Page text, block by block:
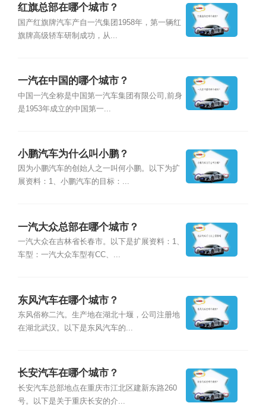
红旗总部在哪个城市？
国产红旗牌汽车产自一汽集团1958年，第一辆红
旗牌高级轿车研制成功，从...
一汽在中国的哪个城市？
中国一汽全称是中国第一汽车集团有限公司,前身
是1953年成立的中国第一...
小鹏汽车为什么叫小鹏？
因为小鹏汽车的创始人之一叫何小鹏。以下为扩
展资料：1、小鹏汽车的目标：...
一汽大众总部在哪个城市？
一汽大众在吉林省长春市。以下是扩展资料：1、
车型：一汽大众车型有CC、...
东风汽车在哪个城市？
东风俗称二汽。生产地在湖北十堰，公司注册地
在湖北武汉。以下是东风汽车的...
长安汽车在哪个城市？
长安汽车总部地点在重庆市江北区建新东路260
号。以下是关于重庆长安的介...